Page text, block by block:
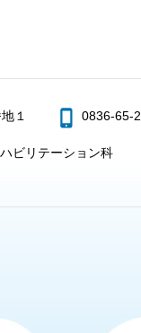
１ 0836-65-
ビリテーション科